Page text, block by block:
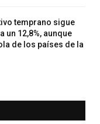
temprano sigue
un 12,8%, aunque
de los países de la